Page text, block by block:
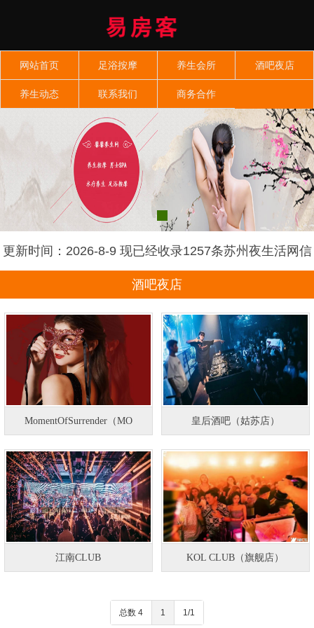
网站首页 足浴按摩 养生会所 酒吧夜店
养生动态 联系我们 商务合作
更新时间：2026-8-9 现已经收录1257条苏州夜生活网信
息
酒吧夜店
MomentOfSurrender（MO 皇后酒吧（姑苏店）
江南CLUB KOL CLUB（旗舰店）
总数 4 1 1/1